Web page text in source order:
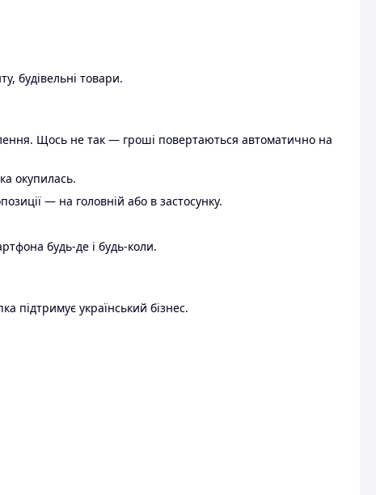
будівельні товари.
Щось не так — гроші повертаються автоматично на
окупилась.
— на головній або в застосунку.
будь-де і будь-коли.
підтримує український бізнес.